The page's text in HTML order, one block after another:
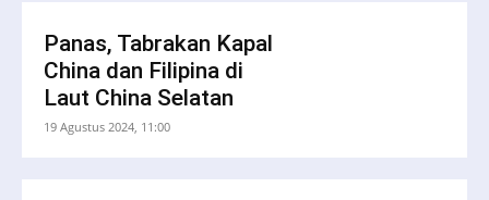
Panas, Tabrakan Kapal
China dan Filipina di
Laut China Selatan
19 Agustus 2024, 11:00